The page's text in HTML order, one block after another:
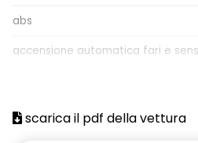
abs
accensione automatica fari e
Aggiornamento del sistema,
scarica il pdf della vettura